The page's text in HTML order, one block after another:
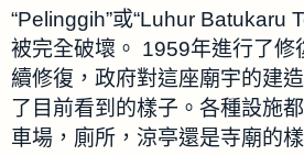
“Pelinggih”或“Luhur Batukaru
被完全破壞。 1959年進行了修
續修復，政府對這座廟宇的建
了目前看到的樣子。各種設施
車場，廁所，涼亭還是寺廟的樣